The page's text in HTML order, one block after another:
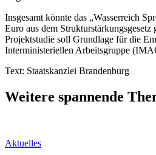
Insgesamt könnte das „Wasserreich
Euro aus dem
Projektstudie soll Grundlage für die
Interministeriellen Arbeitsgruppe
Text: Staatskanzlei Brandenburg
Weitere spannende
Aktuelles